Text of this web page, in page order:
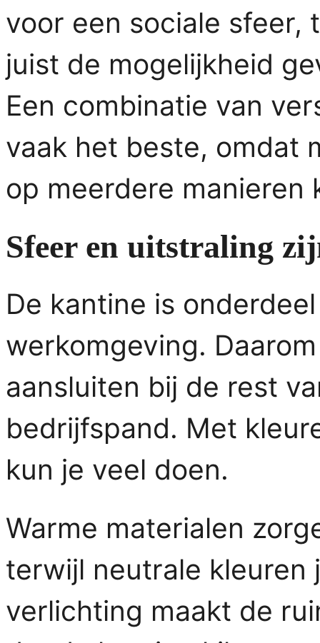
voor een sociale sfeer,
juist de mogelijkheid
Een combinatie van
vaak het beste, omdat
op meerdere manieren
Sfeer en uitstraling
De kantine is
werkomgeving.
aansluiten bij de rest
bedrijfspand. Met
kun je veel doen.
Warme materialen
terwijl neutrale kleuren
verlichting maakt de